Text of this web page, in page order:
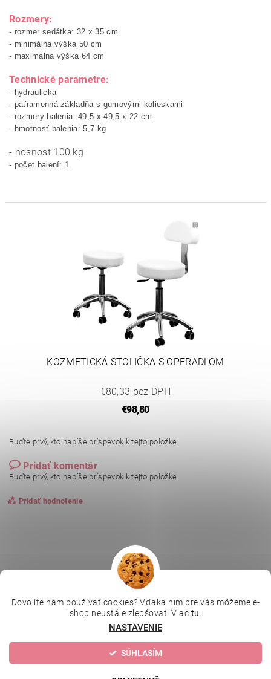
Rozmery:
- rozmer sedátka: 32 x 35 cm
- minimálna výška 50 cm
- maximálna výška 64 cm
Technické parametre:
- hydraulická
- päťramenná základňa s gumovými kolieskami
- rozmery balenia: 49,5 x 49,5 x 22 cm
- hmotnosť balenia: 5,7 kg
- nosnost 100 kg
- počet balení: 1
KOZMETICKÁ STOLIČKA S OPERADLOM
€80,33 bez DPH
€98,80
Buďte prvý, kto napíše príspevok k tejto položke.
Pridať komentár
Buďte prvý, kto napíše príspevok k tejto položke.
Pridať hodnotenie
Depilujeme.cz | Kosmetická škola | Online kosmetické kurzy |
MikroArt | Ella Baché
2026 © Kozmetický obchod, všetky práva vyhradenéUpraviť nastavenie cookies
Vytvoril Shoptet
Dovolíte nám používať cookies? Vďaka nim pre vás môžeme e-
shop neustále zlepšovat. Viac tu
NASTAVENIE
SÚHLASÍM